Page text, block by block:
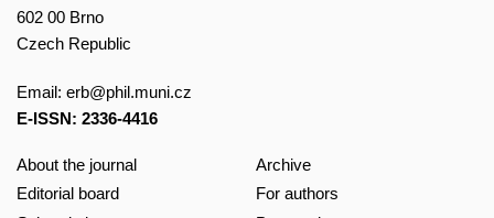
602 00 Brno
Czech Republic
Email: erb@phil.muni.cz
E-ISSN: 2336-4416
About the journal
Editorial board
Archive
For authors